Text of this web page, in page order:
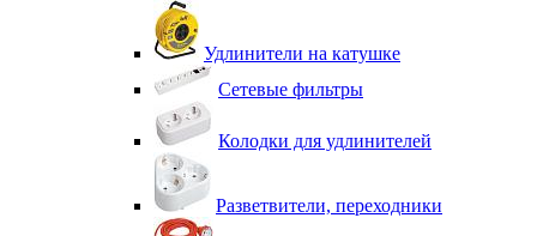
Удлинители на катушке
Сетевые фильтры
Колодки для удлинителей
Разветвители, переходники